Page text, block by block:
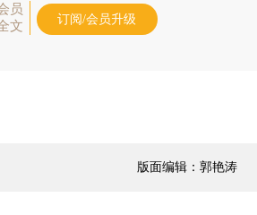
员
文
订阅/会员升级
版面编辑：郭艳涛